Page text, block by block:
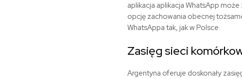
aplikacja aplikacja WhatsApp
opcję zachowania obecnej
WhatsAppa tak, jak w Polsce.
Zasięg sieci
Argentyna oferuje doskonały